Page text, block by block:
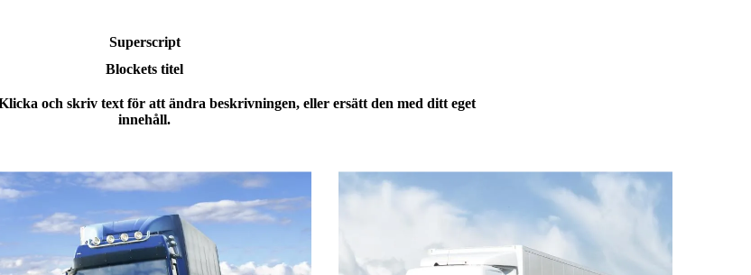
Superscript
Blockets titel
och skriv text för att ändra beskrivningen, eller ersätt den med ditt eget
innehåll.